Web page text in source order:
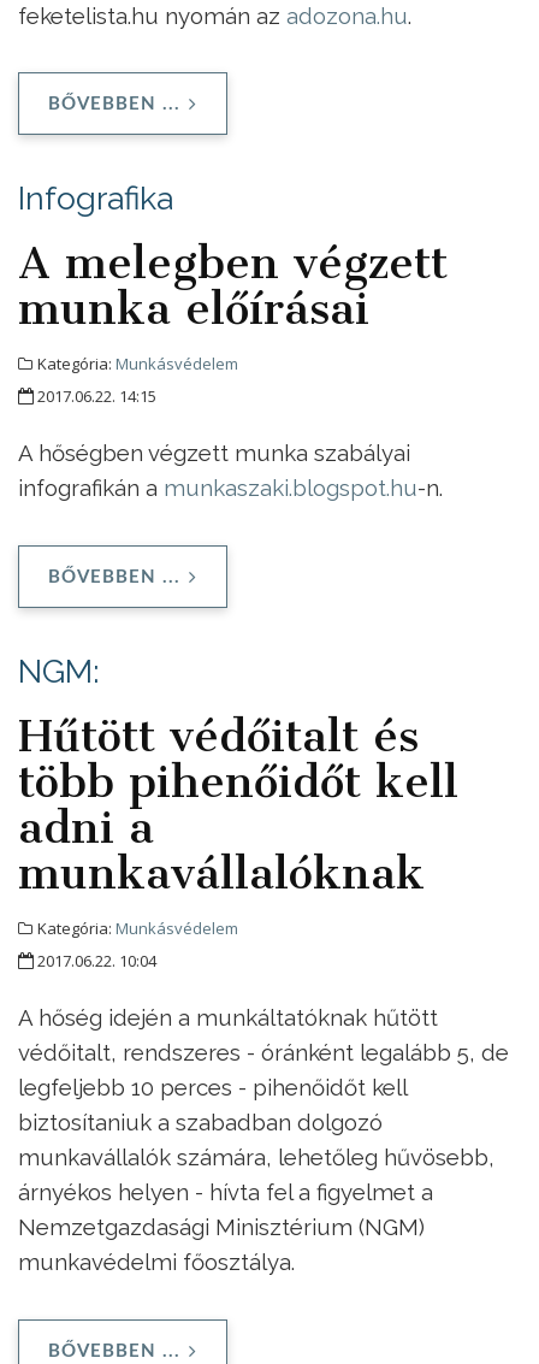
feketelista.hu nyomán az adozona.hu.
BŐVEBBEN ...
Infografika
A melegben végzett
munka előírásai
Kategória: Munkásvédelem
2017.06.22. 14:15
A hőségben végzett munka szabályai
infografikán a munkaszaki.blogspot.hu-n.
BŐVEBBEN ...
NGM:
Hűtött védőitalt és
több pihenőidőt kell
adni a
munkavállalóknak
Kategória: Munkásvédelem
2017.06.22. 10:04
A hőség idején a munkáltatóknak hűtött
védőitalt, rendszeres - óránként legalább 5, de
legfeljebb 10 perces - pihenőidőt kell
biztosítaniuk a szabadban dolgozó
munkavállalók számára, lehetőleg hűvösebb,
árnyékos helyen - hívta fel a figyelmet a
Nemzetgazdasági Minisztérium (NGM)
munkavédelmi főosztálya.
BŐVEBBEN ...